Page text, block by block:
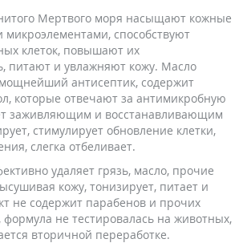
Мертвого моря насыщают кожные
способствуют
клеток, повышают их
питают и увлажняют кожу. Масло
антисептик, содержит
которые отвечают за антимикробную
заживляющим и восстанавливающим
стимулирует обновление клетки,
слегка отбеливает.
удаляет грязь, масло, прочие
кожу, тонизирует, питает и
не содержит парабенов и прочих
не тестировалась на животных,
вторичной переработке.